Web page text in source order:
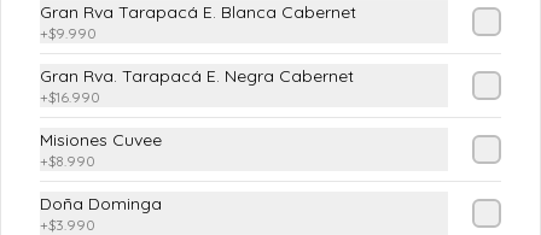
$3.990
Chacarera
Tomate con poroto verde y ají verde
Gran Rva Tarapacá E. Blanca Cabernet
+$9.990
Gran Rva. Tarapacá E. Negra Cabernet
+$16.990
Misiones Cuvee
+$8.990
Doña Dominga
+$3.990